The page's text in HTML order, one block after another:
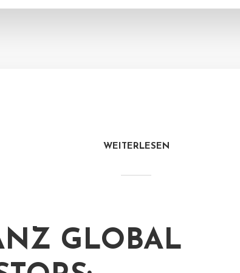
WEITERLESEN
GLOBAL